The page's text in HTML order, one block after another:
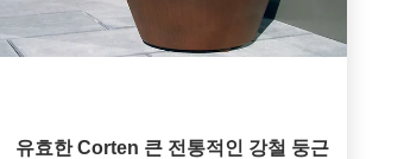
유효한 Corten 큰 전통적인 강철 둥근